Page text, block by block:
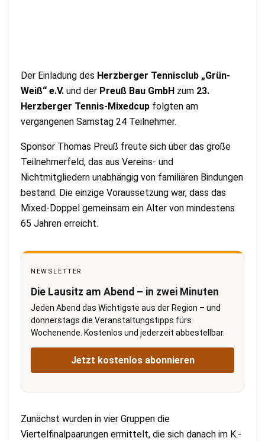
Der Einladung des Herzberger Tennisclub „Grün-
Weiß“ e.V. und der Preuß Bau GmbH zum 23.
Herzberger Tennis-Mixedcup folgten am
vergangenen Samstag 24 Teilnehmer.
Sponsor Thomas Preuß freute sich über das große
Teilnehmerfeld, das aus Vereins- und
Nichtmitgliedern unabhängig von familiären Bindungen
bestand. Die einzige Voraussetzung war, dass das
Mixed-Doppel gemeinsam ein Alter von mindestens
65 Jahren erreicht.
NEWSLETTER
Die Lausitz am Abend – in zwei Minuten
Jeden Abend das Wichtigste aus der Region – und
donnerstags die Veranstaltungstipps fürs
Wochenende. Kostenlos und jederzeit abbestellbar.
Jetzt kostenlos abonnieren
Zunächst wurden in vier Gruppen die
Viertelfinalpaarungen ermittelt, die sich danach im K.-